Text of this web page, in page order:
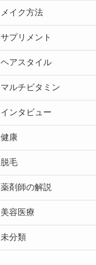
メイク方法
サプリメント
ヘアスタイル
マルチビタミン
インタビュー
健康
脱毛
薬剤師の解説
美容医療
未分類